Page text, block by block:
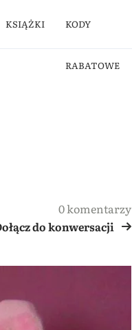
KSIĄŻKI KODY
RABATOWE
0 komentarzy
do konwersacji